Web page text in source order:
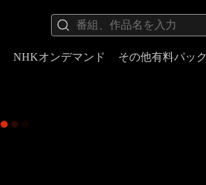
NHKオンデマンド その他有料パック